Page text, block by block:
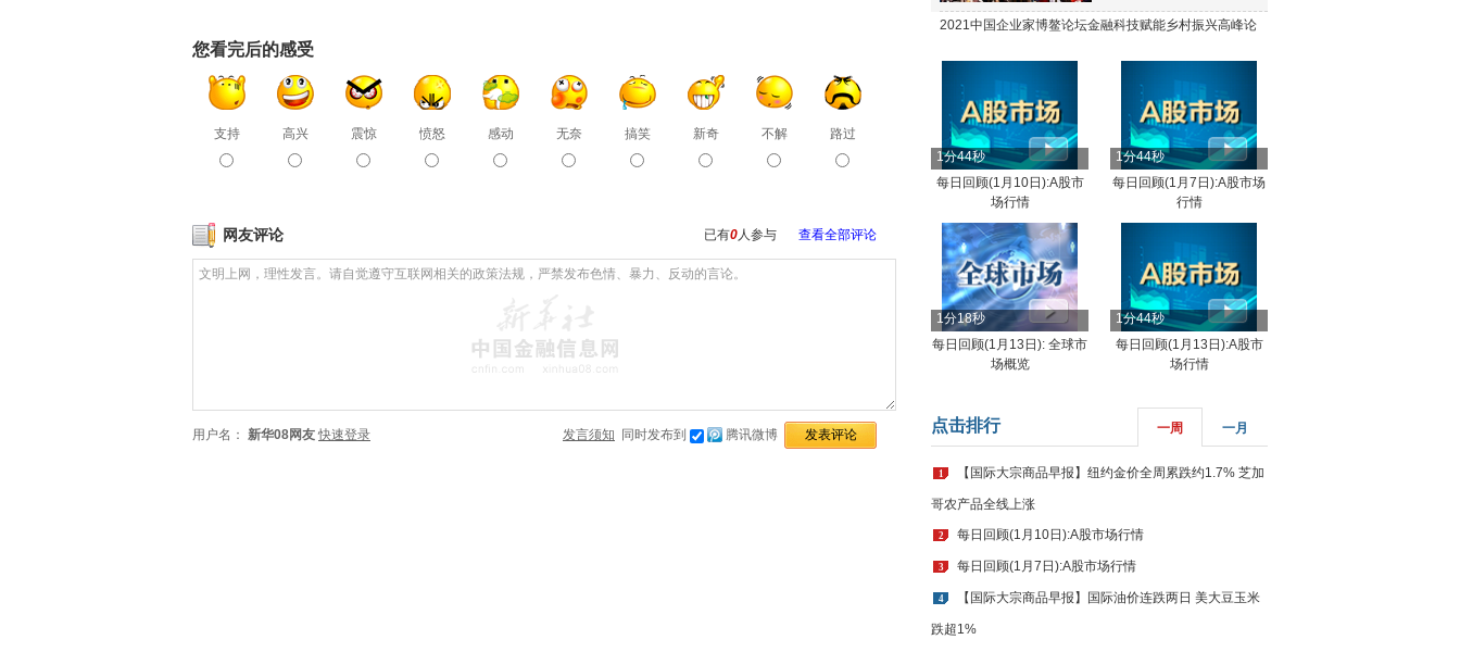
您看完后的感受
支持 高兴 震惊 愤怒 感动 无奈 搞笑 新奇 不解 路过
网友评论 已有0人参与 查看全部评论
用户名： 新华08网友 快速登录 发言须知 同时发布到 腾讯微博
2021中国企业家博鳌论坛金融科技赋能乡村振兴高峰论
1分44秒
每日回顾(1月10日):A股市
场行情
1分44秒
每日回顾(1月7日):A股市场
行情
1分18秒
每日回顾(1月13日): 全球市
场概览
1分44秒
每日回顾(1月13日):A股市
场行情
点击排行 一周 一月
1 【国际大宗商品早报】纽约金价全周累跌约1.7% 芝加
哥农产品全线上涨
2 每日回顾(1月10日):A股市场行情
3 每日回顾(1月7日):A股市场行情
4 【国际大宗商品早报】国际油价连跌两日 美大豆玉米
跌超1%